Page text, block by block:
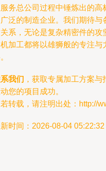
务总公司过程中锤炼出的
泛的制造企业。我们期待
系，无论是复杂精密件的
加工都将以雄狮般的专注
我们 ，获取专属加工方案
您的项目成功。
转载，请注明出处：http://
时间：2026-08-04 05:22:32